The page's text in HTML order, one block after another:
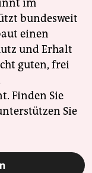
im
bundesweit
einen
und Erhalt
guten, frei
Finden Sie
Sie